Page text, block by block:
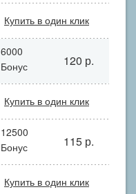
Купить в один клик
6000
Бонус
120 р.
Купить в один клик
12500
Бонус
115 р.
Купить в один клик